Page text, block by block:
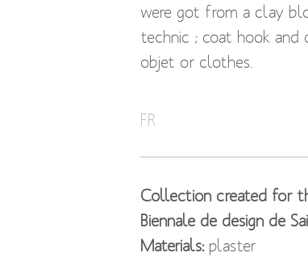
were got from a clay
technic ; coat hook
objet or clothes.
180° et 360° sont deux
éléments ont été
destinées à être fixées
FR
Collection created for
Biennale de design de
Materials: plaster